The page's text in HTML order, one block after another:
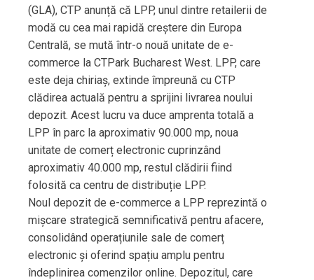
(GLA), CTP anunță că LPP, unul dintre retailerii de
modă cu cea mai rapidă creștere din Europa
Centrală, se mută într-o nouă unitate de e-
commerce la CTPark Bucharest West. LPP, care
este deja chiriaș, extinde împreună cu CTP
clădirea actuală pentru a sprijini livrarea noului
depozit. Acest lucru va duce amprenta totală a
LPP în parc la aproximativ 90.000 mp, noua
unitate de comerț electronic cuprinzând
aproximativ 40.000 mp, restul clădirii fiind
folosită ca centru de distribuție LPP.
Noul depozit de e-commerce a LPP reprezintă o
mișcare strategică semnificativă pentru afacere,
consolidând operațiunile sale de comerț
electronic și oferind spațiu amplu pentru
îndeplinirea comenzilor online. Depozitul, care